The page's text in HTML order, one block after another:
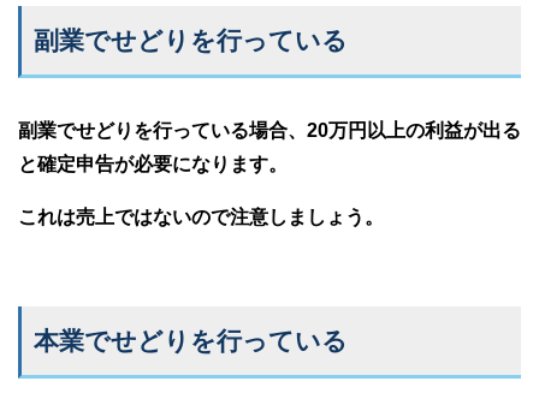
副業でせどりを行っている
副業でせどりを行っている場合、20万円以上の利益が出る
と確定申告が必要になります。
これは売上ではないので注意しましょう。
本業でせどりを行っている